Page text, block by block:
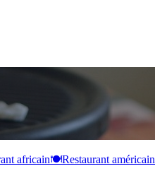
africain🍽️Restaurant américain